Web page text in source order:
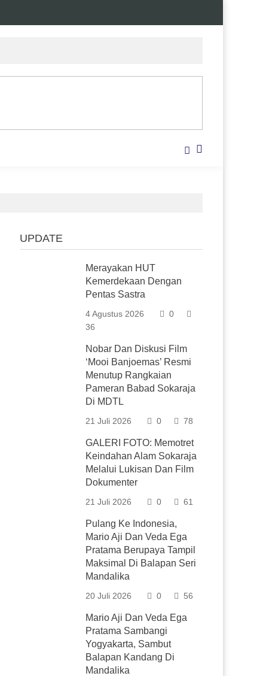
UPDATE
Merayakan HUT
Kemerdekaan Dengan
Pentas Sastra
4 Agustus 2026
0
36
Nobar Dan Diskusi Film
‘Mooi Banjoemas’ Resmi
Menutup Rangkaian
Pameran Babad Sokaraja
Di MDTL
21 Juli 2026 0 78
GALERI FOTO: Memotret
Keindahan Alam Sokaraja
Melalui Lukisan Dan Film
Dokumenter
21 Juli 2026 0 61
Pulang Ke Indonesia,
Mario Aji Dan Veda Ega
Pratama Berupaya Tampil
Maksimal Di Balapan Seri
Mandalika
20 Juli 2026 0 56
Mario Aji Dan Veda Ega
Pratama Sambangi
Yogyakarta, Sambut
Balapan Kandang Di
Mandalika